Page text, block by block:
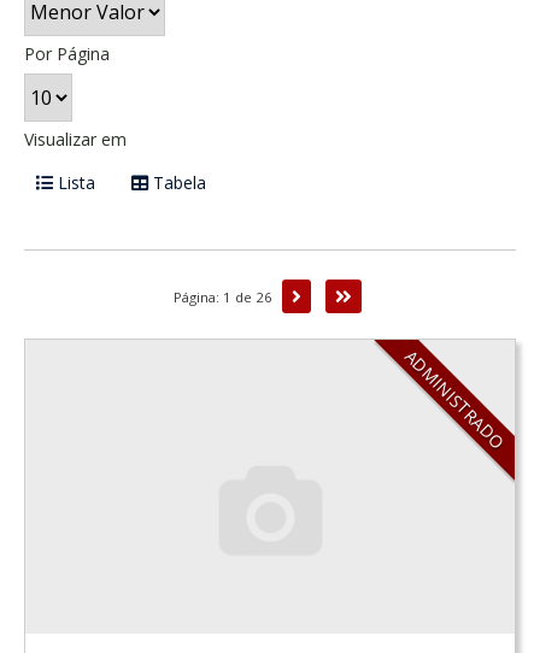
Por Página
Visualizar em
Lista
Tabela
Página: 1 de 26 PróximaÚltima
ADMINISTRADO